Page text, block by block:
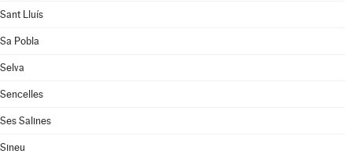
Sant Lluís
Sa Pobla
Selva
Sencelles
Ses Salines
Sineu